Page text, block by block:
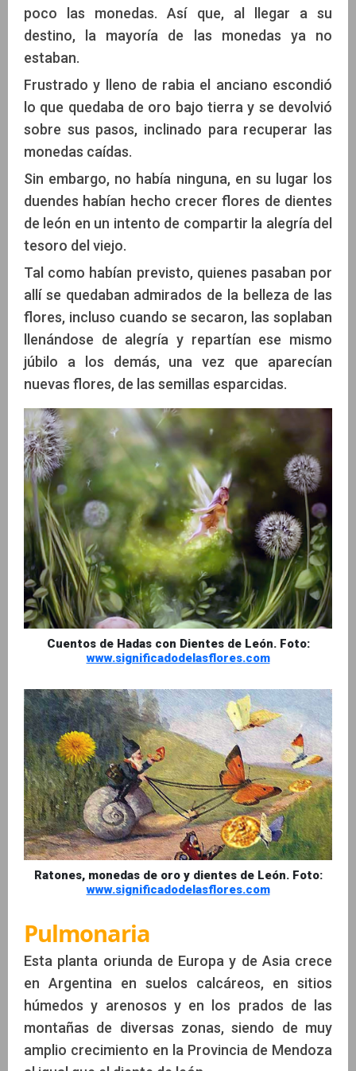
poco las monedas. Así que, al llegar a su
destino, la mayoría de las monedas ya no
estaban.
Frustrado y lleno de rabia el anciano escondió
lo que quedaba de oro bajo tierra y se devolvió
sobre sus pasos, inclinado para recuperar las
monedas caídas.
Sin embargo, no había ninguna, en su lugar los
duendes habían hecho crecer flores de dientes
de león en un intento de compartir la alegría del
tesoro del viejo.
Tal como habían previsto, quienes pasaban por
allí se quedaban admirados de la belleza de las
flores, incluso cuando se secaron, las soplaban
llenándose de alegría y repartían ese mismo
júbilo a los demás, una vez que aparecían
nuevas flores, de las semillas esparcidas.
Cuentos de Hadas con Dientes de León. Foto:
www.significadodelasflores.com
Ratones, monedas de oro y dientes de León. Foto:
www.significadodelasflores.com
Pulmonaria
Esta planta oriunda de Europa y de Asia crece
en Argentina en suelos calcáreos, en sitios
húmedos y arenosos y en los prados de las
montañas de diversas zonas, siendo de muy
amplio crecimiento en la Provincia de Mendoza